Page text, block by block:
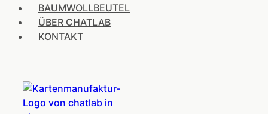
BAUMWOLLBEUTEL
ÜBER CHATLAB
KONTAKT